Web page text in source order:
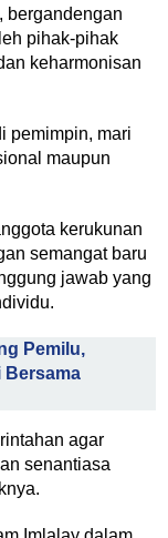
bergandengan
pihak-pihak
keharmonisan
pemimpin, mari
maupun
kerukunan
semangat baru
jawab yang
Pemilu,
Bersama
agar
senantiasa